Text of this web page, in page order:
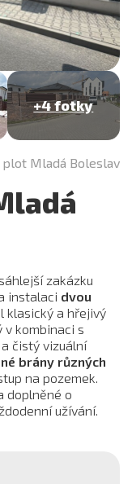
+4 fotky
Mladá Boleslav
zakázku
instalaci dvou
klasický a hřejivý
v kombinaci s
čistý vizuální
brány různých
na pozemek.
doplněné o
užívání.